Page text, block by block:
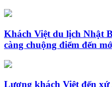
Khách Việt du lịch Nhật
càng chuộng điểm đến
Lượng khách Việt đến xứ